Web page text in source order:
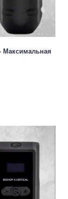
Максимальная